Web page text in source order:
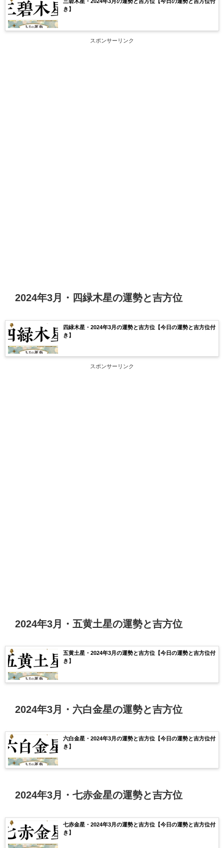
き】
スポンサーリンク
2024年3月・四緑木星の運勢と吉方位
四緑木星・2024年3月の運勢と吉方位【今日の運勢と吉方位付
き】
スポンサーリンク
2024年3月・五黄土星の運勢と吉方位
五黄土星・2024年3月の運勢と吉方位【今日の運勢と吉方位付
き】
2024年3月・六白金星の運勢と吉方位
六白金星・2024年3月の運勢と吉方位【今日の運勢と吉方位付
き】
2024年3月・七赤金星の運勢と吉方位
七赤金星・2024年3月の運勢と吉方位【今日の運勢と吉方位付
き】